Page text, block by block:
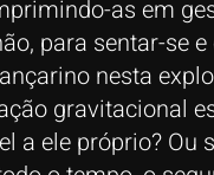
as em
para sentar-se
nesta
gravitacional
a ele próprio?